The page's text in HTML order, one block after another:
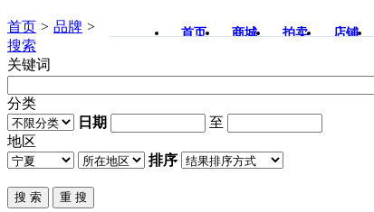
首页 商城 拍卖 店铺
首页 > 品牌 >
搜索
关键词
分类
日期
至
地区
排序